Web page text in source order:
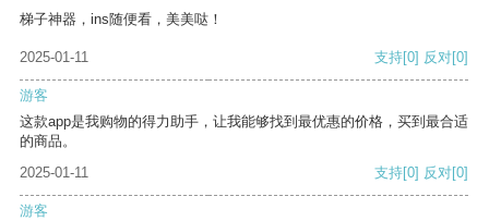
梯子神器，ins随便看，美美哒！
2025-01-11 支持[0] 反对[0]
游客
这款app是我购物的得力助手，让我能够找到最优惠的价格，买到最合适
的商品。
2025-01-11
支持[0] 反对[0]
游客